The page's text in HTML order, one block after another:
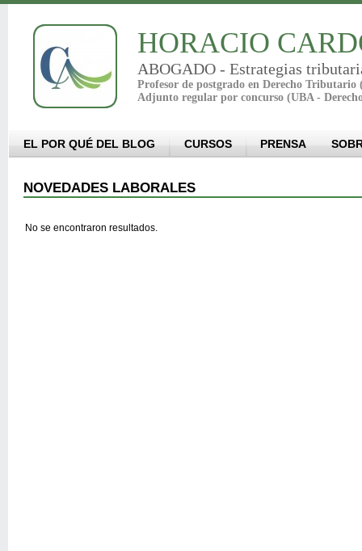
HORACIO
ABOGADO - Estrategias
Profesor de postgrado en Derecho Tributario
Adjunto regular por concurso (UBA -
EL POR QUÉ DEL BLOG CURSOS PRENSA
NOVEDADES LABORALES
No se encontraron resultados.